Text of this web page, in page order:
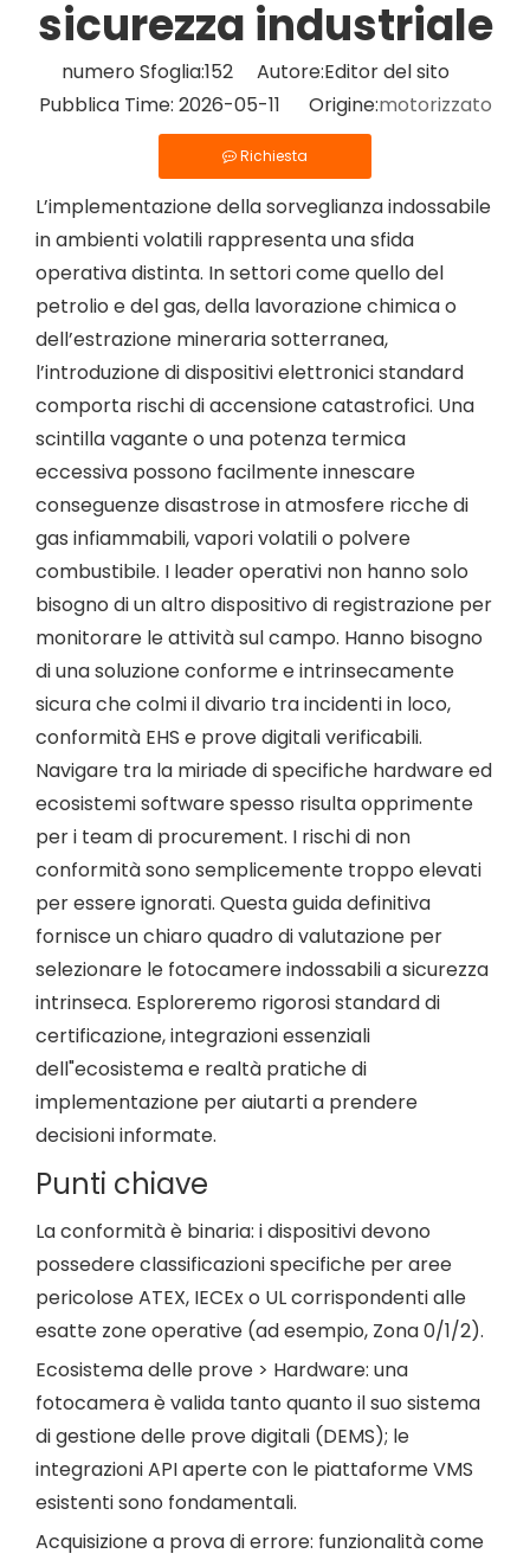
sicurezza industriale
numero Sfoglia:152 Autore:Editor del sito
Pubblica Time: 2026-05-11 Origine:motorizzato
Richiesta
L’implementazione della sorveglianza indossabile
in ambienti volatili rappresenta una sfida
operativa distinta. In settori come quello del
petrolio e del gas, della lavorazione chimica o
dell’estrazione mineraria sotterranea,
l’introduzione di dispositivi elettronici standard
comporta rischi di accensione catastrofici. Una
scintilla vagante o una potenza termica
eccessiva possono facilmente innescare
conseguenze disastrose in atmosfere ricche di
gas infiammabili, vapori volatili o polvere
combustibile. I leader operativi non hanno solo
bisogno di un altro dispositivo di registrazione per
monitorare le attività sul campo. Hanno bisogno
di una soluzione conforme e intrinsecamente
sicura che colmi il divario tra incidenti in loco,
conformità EHS e prove digitali verificabili.
Navigare tra la miriade di specifiche hardware ed
ecosistemi software spesso risulta opprimente
per i team di procurement. I rischi di non
conformità sono semplicemente troppo elevati
per essere ignorati. Questa guida definitiva
fornisce un chiaro quadro di valutazione per
selezionare le fotocamere indossabili a sicurezza
intrinseca. Esploreremo rigorosi standard di
certificazione, integrazioni essenziali
dell"ecosistema e realtà pratiche di
implementazione per aiutarti a prendere
decisioni informate.
Punti chiave
La conformità è binaria: i dispositivi devono
possedere classificazioni specifiche per aree
pericolose ATEX, IECEx o UL corrispondenti alle
esatte zone operative (ad esempio, Zona 0/1/2).
Ecosistema delle prove > Hardware: una
fotocamera è valida tanto quanto il suo sistema
di gestione delle prove digitali (DEMS); le
integrazioni API aperte con le piattaforme VMS
esistenti sono fondamentali.
Acquisizione a prova di errore: funzionalità come